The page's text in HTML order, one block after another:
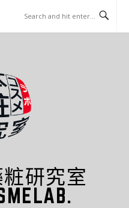
研究室